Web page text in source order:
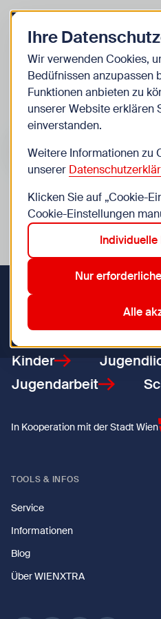
Zurück zur Startseite
Kinder
Suche im Bereich “Kinder”
Suchen
Veranstaltungen in Wien
Aktive Filter: 2. Leopoldstadt
Zurücksetzen
Kinder
Jugendarbeit
In Kooperation mit der Stadt Wien
TOOLS & INFOS
Service
Informationen
Blog
Über WIENXTRA
Ihre
Wir verwenden Cookies,
Bedüfnissen anzupassen
Funktionen anbieten zu
unserer Website erklären
einverstanden.
Weitere Informationen zu
unserer
Klicken Sie auf „Cookie-
Cookie-Einstellungen
Individuelle
Nur
Alle